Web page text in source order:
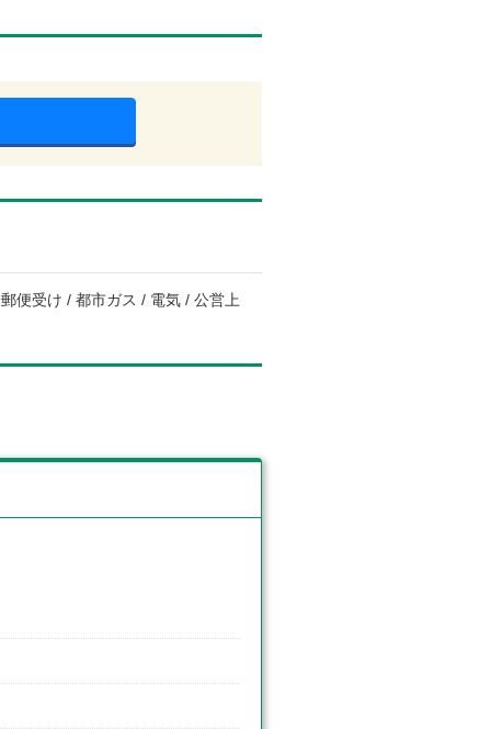
便受け / 都市ガス / 電気 / 公営上